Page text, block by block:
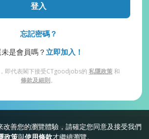
善您的瀏覽體驗，請確定您同意及接受我們
政策與使用條款才繼續瀏覽。
登入
忘記密碼？
是會員嗎？ 立即加入！
即代表閣下接受CTgoodjobs的 私隱政策和
條款及細則。
引 常見問題 私隱 條款及細則